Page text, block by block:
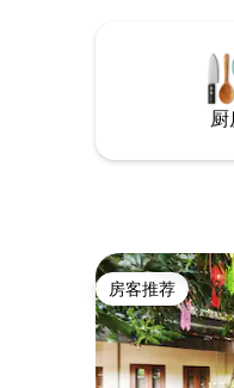
房客推荐
房客推荐